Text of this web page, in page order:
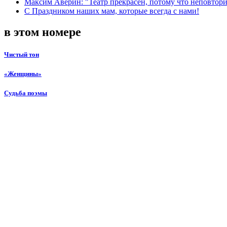
С Праздником наших мам, которые всегда с нами!
в этом номере
Чистый тон
«Женщины»
Судьба поэмы